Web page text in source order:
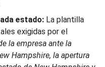
estado: La plantilla
exigidas por el
la empresa ante la
Hampshire, la apertura